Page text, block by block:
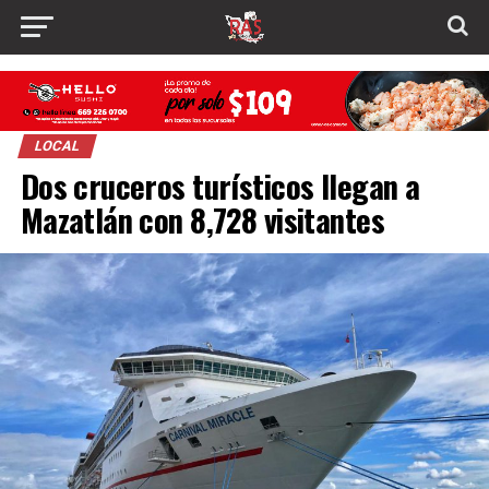
LOCAL
Dos cruceros turísticos llegan a
Mazatlán con 8,728 visitantes